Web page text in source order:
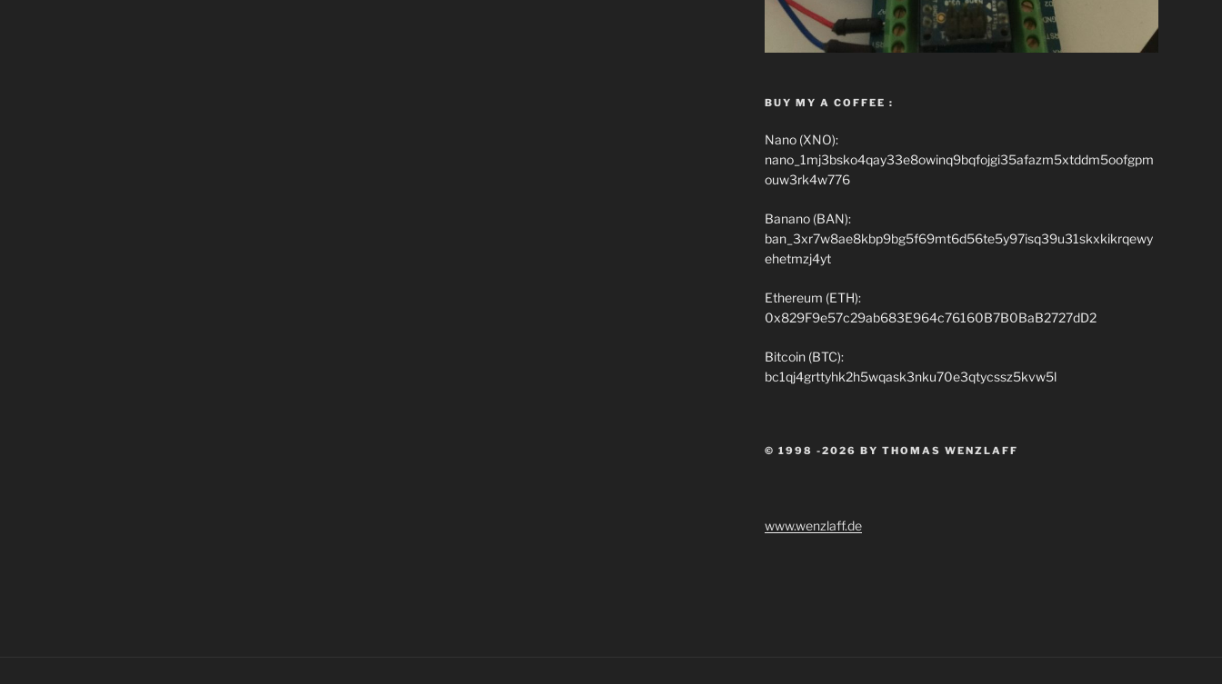
BUY MY A COFFEE :
Nano (XNO):
nano_1mj3bsko4qay33e8owinq9bqfojgi35afazm5xtddm5oofgpm
ouw3rk4w776
Banano (BAN):
ban_3xr7w8ae8kbp9bg5f69mt6d56te5y97isq39u31skxkikrqewy
ehetmzj4yt
Ethereum (ETH):
0x829F9e57c29ab683E964c76160B7B0BaB2727dD2
Bitcoin (BTC):
bc1qj4grttyhk2h5wqask3nku70e3qtycssz5kvw5l
© 1998 -2026 BY THOMAS WENZLAFF
www.wenzlaff.de